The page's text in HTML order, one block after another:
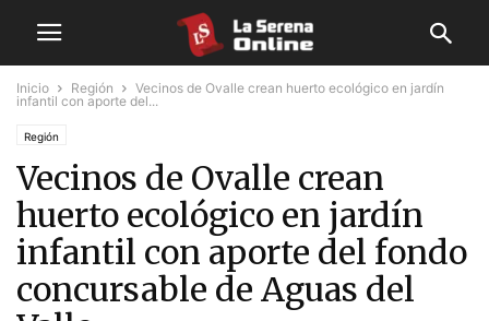
Inicio Región
Vecinos de Ovalle crean huerto ecológico en jardín
infantil con aporte del...
Región
Vecinos de Ovalle crean
huerto ecológico en jardín
infantil con aporte del fondo
concursable de Aguas del